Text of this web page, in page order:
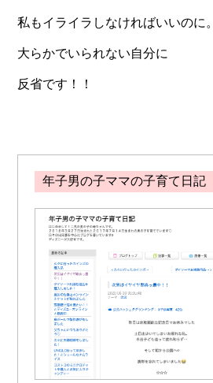
私もイライラしなければいいのに。
大らかでいられない自分に
反省です！！
年子男の子ママの子育て日記